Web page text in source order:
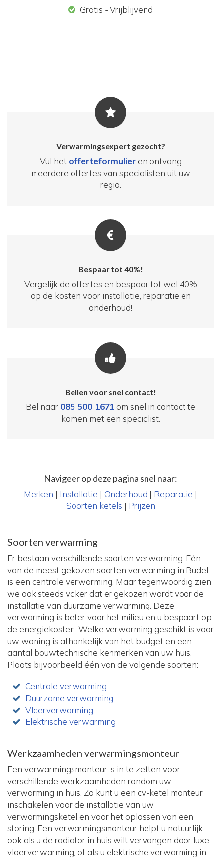
Gratis - Vrijblijvend
Verwarmingsexpert gezocht?
Vul het offerteformulieren ontvang
meerdere offertes van specialisten uit uw
regio.
Bespaar tot 40%!
Vergelijk de offertes en bespaar tot wel 40%
op de kosten voor installatie, reparatie en
onderhoud!
Bellen voor snel contact!
Bel naar 085 500 1671 om snel in contact te
komen met een specialist.
Navigeer op deze pagina snel naar:
Merken | Installatie | Onderhoud | Reparatie |
Soorten ketels | Prijzen
Soorten verwarming
Er bestaan verschillende soorten verwarming. Eén
van de meest gekozen soorten verwarming in Budel
is een centrale verwarming. Maar tegenwoordig zien
we ook steeds vaker dat er gekozen wordt voor de
installatie van duurzame verwarming. Deze
verwarming is beter voor het milieu en u bespaart op
de energiekosten. Welke verwarming geschikt is voor
uw woning is afhankelijk van het budget en een
aantal bouwtechnische kenmerken van uw huis.
Plaats bijvoorbeeld één van de volgende soorten:
Centrale verwarming
Duurzame verwarming
Vloerverwarming
Elektrische verwarming
Werkzaamheden verwarmingsmonteur
Een verwarmingsmonteur is in te zetten voor
verschillende werkzaamheden rondom uw
verwarming in huis. Zo kunt u een cv-ketel monteur
inschakelen voor de installatie van uw
verwarmingsketel en voor het oplossen van een
storing. Een verwarmingsmonteur helpt u natuurlijk
ook als u de radiator in huis wilt vervangen door luxe
vloerverwarming, of als u elektrische verwarming in